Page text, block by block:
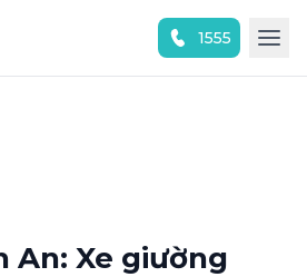
1555
An: Xe giường